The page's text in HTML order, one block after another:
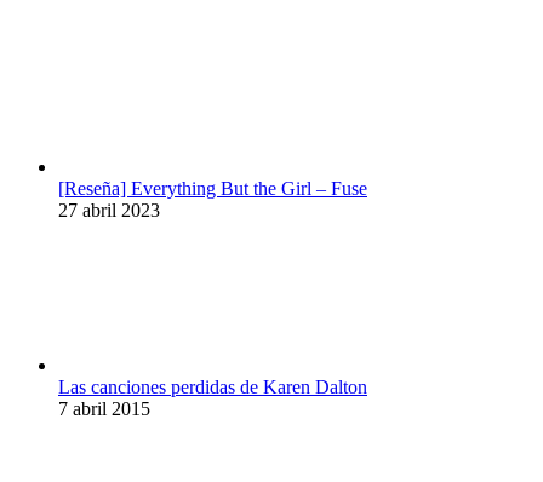
[Reseña] Everything But the Girl – Fuse
27 abril 2023
Las canciones perdidas de Karen Dalton
7 abril 2015